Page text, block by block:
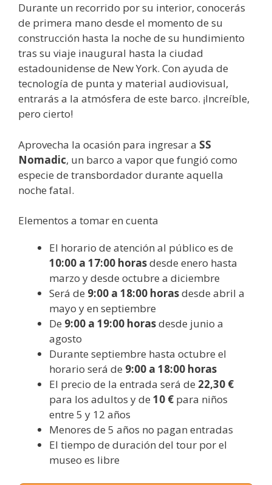
Durante un recorrido por su interior, conocerás
de primera mano desde el momento de su
construcción hasta la noche de su hundimiento
tras su viaje inaugural hasta la ciudad
estadounidense de New York. Con ayuda de
tecnología de punta y material audiovisual,
entrarás a la atmósfera de este barco. ¡Increíble,
pero cierto!
Aprovecha la ocasión para ingresar a SS
Nomadic, un barco a vapor que fungió como
especie de transbordador durante aquella
noche fatal.
Elementos a tomar en cuenta
El horario de atención al público es de
10:00 a 17:00 horasdesde enero hasta
marzo y desde octubre a diciembre
Será de 9:00 a 18:00 horasdesde abril a
mayo y en septiembre
De 9:00 a 19:00 horasdesde junio a
agosto
Durante septiembre hasta octubre el
horario será de 9:00 a 18:00 horas
El precio de la entrada será de 22,30 €
para los adultos y de 10 € para niños
entre 5 y 12 años
Menores de 5 años no pagan entradas
El tiempo de duración del tour por el
museo es libre